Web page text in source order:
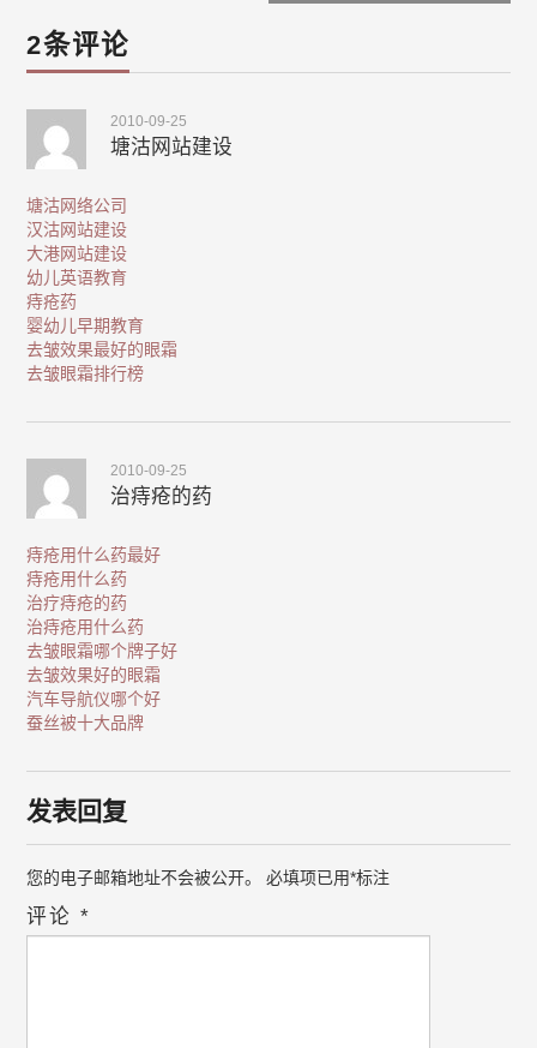
2条评论
2010-09-25
塘沽网站建设
塘沽网络公司
汉沽网站建设
大港网站建设
幼儿英语教育
痔疮药
婴幼儿早期教育
去皱效果最好的眼霜
去皱眼霜排行榜
2010-09-25
治痔疮的药
痔疮用什么药最好
痔疮用什么药
治疗痔疮的药
治痔疮用什么药
去皱眼霜哪个牌子好
去皱效果好的眼霜
汽车导航仪哪个好
蚕丝被十大品牌
发表回复
您的电子邮箱地址不会被公开。 必填项已用*标注
评论*